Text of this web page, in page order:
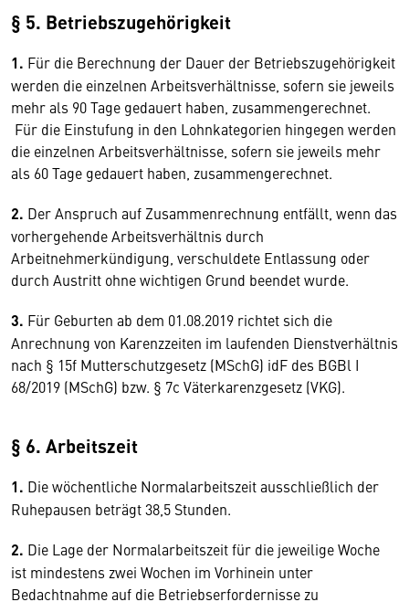
§ 5. Betriebszugehörigkeit
1. Für die Berechnung der Dauer der Betriebszugehörigkeit
werden die einzelnen Arbeitsverhältnisse, sofern sie jeweils
mehr als 90 Tage gedauert haben, zusammengerechnet.
Für die Einstufung in den Lohnkategorien hingegen werden
die einzelnen Arbeitsverhältnisse, sofern sie jeweils mehr
als 60 Tage gedauert haben, zusammengerechnet.
2. Der Anspruch auf Zusammenrechnung entfällt, wenn das
vorhergehende Arbeitsverhältnis durch
Arbeitnehmerkündigung, verschuldete Entlassung oder
durch Austritt ohne wichtigen Grund beendet wurde.
3. Für Geburten ab dem 01.08.2019 richtet sich die
Anrechnung von Karenzzeiten im laufenden Dienstverhältnis
nach § 15f Mutterschutzgesetz (MSchG) idF des BGBl I
68/2019 (MSchG) bzw. § 7c Väterkarenzgesetz (VKG).
§ 6. Arbeitszeit
1. Die wöchentliche Normalarbeitszeit ausschließlich der
Ruhepausen beträgt 38,5 Stunden.
2. Die Lage der Normalarbeitszeit für die jeweilige Woche
ist mindestens zwei Wochen im Vorhinein unter
Bedachtnahme auf die Betriebserfordernisse zu